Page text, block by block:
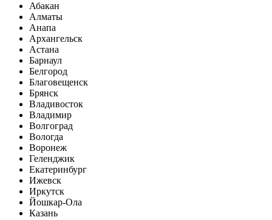
Абакан
Алматы
Анапа
Архангельск
Астана
Барнаул
Белгород
Благовещенск
Брянск
Владивосток
Владимир
Волгоград
Вологда
Воронеж
Геленджик
Екатеринбург
Ижевск
Иркутск
Йошкар-Ола
Казань